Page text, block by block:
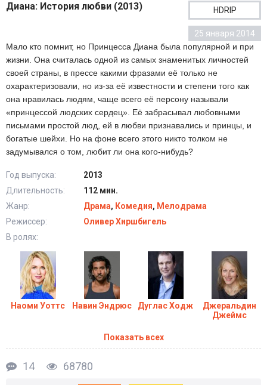
Диана: История любви (2013) HDRIP
25 января 2014
Мало кто помнит, но Принцесса Диана была популярной и при
жизни. Она считалась одной из самых знаменитых личностей
своей страны, в прессе какими фразами её только не
охарактеризовали, но из-за её известности и степени того как
она нравилась людям, чаще всего её персону называли
«принцессой людских сердец». Её забрасывал любовными
письмами простой люд, ей в любви признавались и принцы, и
богатые шейхи. Но на фоне всего этого никто толком не
задумывался о том, любит ли она кого-нибудь?
Год выпуска:
2013
Длительность:
112 мин.
Жанр:
Драма, Комедия, Мелодрама
Режиссер:
Оливер Хиршбигель
В ролях:
Наоми Уоттс Навин Эндрюс Дуглас Ходж
Джеральдин
Джеймс
Показать всех
14 68780